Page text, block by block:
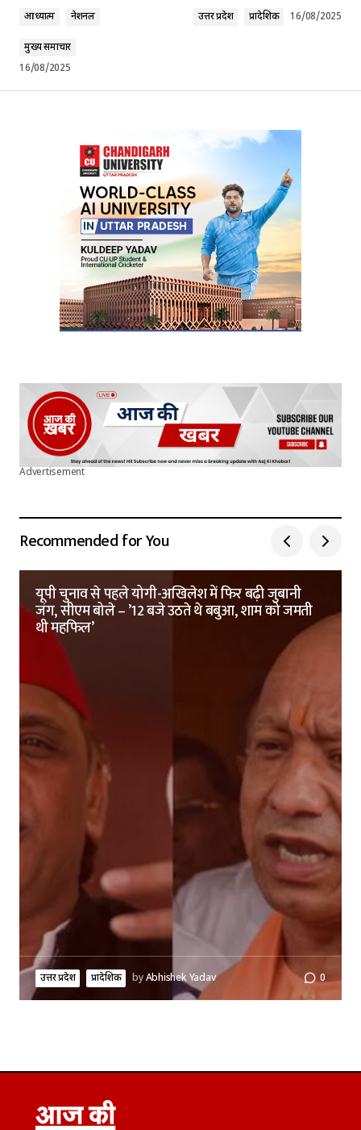
Your E-mail*
Submit Comment
आध्यात्म नेशनल
मुख्य समाचार
16/08/2025
उत्तर प्रदेश प्रादेशिक 16/08/2025
Advertisement
Recommended for You
यूपी चुनाव से पहले योगी-अखिलेश में फिर बढ़ी जुबानी
जंग, सीएम बोले – ’12 बजे उठते थे बबुआ, शाम को जमती
थी महफिल’
उत्तर प्रदेश प्रादेशिक byAbhishek Yadav 0